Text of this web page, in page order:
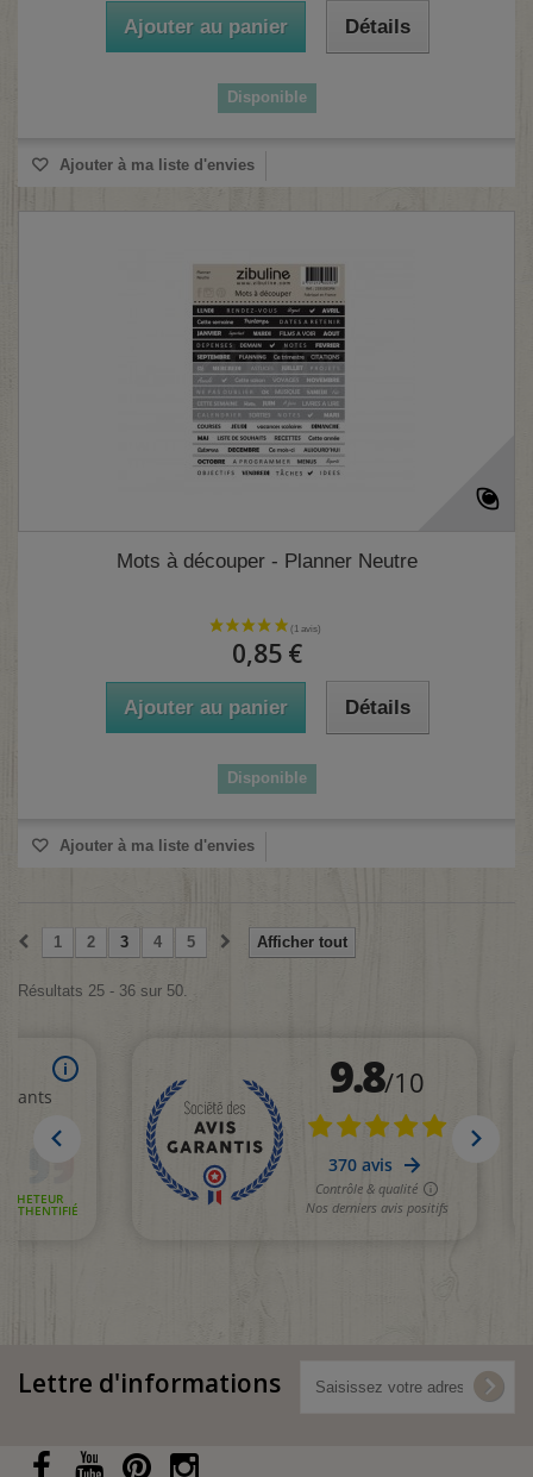
Ajouter au panier Détails
Disponible
Ajouter à ma liste d'envies
Mots à découper - Planner Neutre
0,85 €
Ajouter au panier Détails
Disponible
Ajouter à ma liste d'envies
Afficher tout
1 2 3 4 5
Résultats 25 - 36 sur 50.
Lettre d'informations